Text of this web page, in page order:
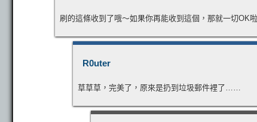
刷的這條收到了哦～如果你再能收到這個，那就一切OK
R0uter
草草草，完美了，原來是扔到垃圾郵件裡了……